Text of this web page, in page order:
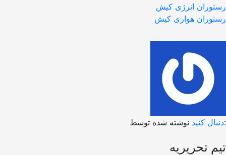
رستوران انرژی کیش
رستوران هواری کیش
دنبال کنیدنوشته شده توسط:
تیم تحریریه